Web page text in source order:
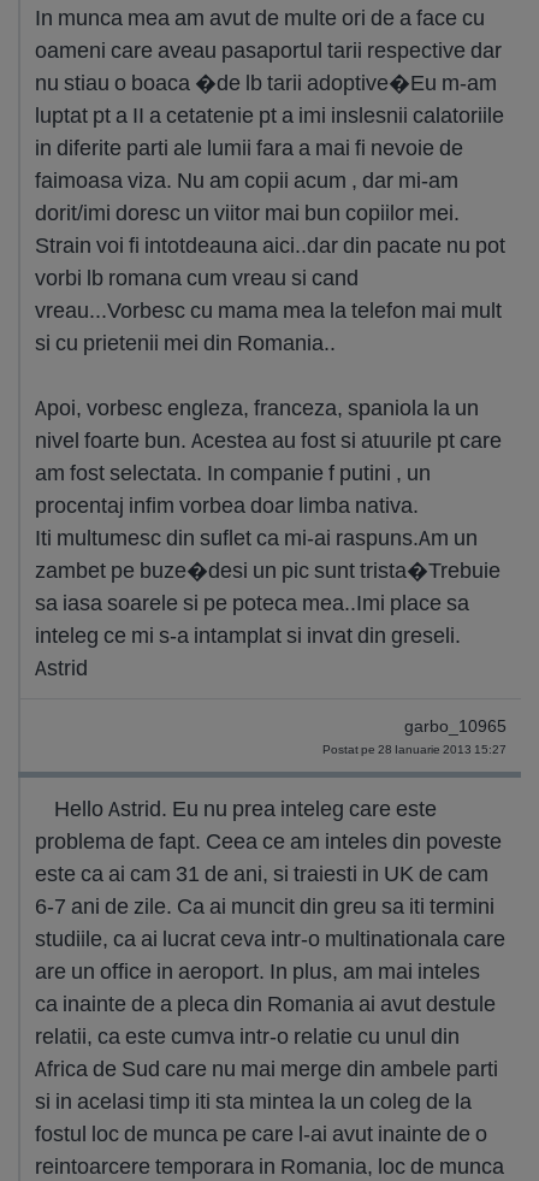
In munca mea am avut de multe ori de a face cu
oameni care aveau pasaportul tarii respective dar
nu stiau o boaca �de lb tarii adoptive�Eu m-am
luptat pt a II a cetatenie pt a imi inslesnii calatoriile
in diferite parti ale lumii fara a mai fi nevoie de
faimoasa viza. Nu am copii acum , dar mi-am
dorit/imi doresc un viitor mai bun copiilor mei.
Strain voi fi intotdeauna aici..dar din pacate nu pot
vorbi lb romana cum vreau si cand
vreau...Vorbesc cu mama mea la telefon mai mult
si cu prietenii mei din Romania..
Apoi, vorbesc engleza, franceza, spaniola la un
nivel foarte bun. Acestea au fost si atuurile pt care
am fost selectata. In companie f putini , un
procentaj infim vorbea doar limba nativa.
Iti multumesc din suflet ca mi-ai raspuns.Am un
zambet pe buze�desi un pic sunt trista�Trebuie
sa iasa soarele si pe poteca mea..Imi place sa
inteleg ce mi s-a intamplat si invat din greseli.
Astrid
garbo_10965
Postat pe 28 Ianuarie 2013 15:27
Hello Astrid. Eu nu prea inteleg care este
problema de fapt. Ceea ce am inteles din poveste
este ca ai cam 31 de ani, si traiesti in UK de cam
6-7 ani de zile. Ca ai muncit din greu sa iti termini
studiile, ca ai lucrat ceva intr-o multinationala care
are un office in aeroport. In plus, am mai inteles
ca inainte de a pleca din Romania ai avut destule
relatii, ca este cumva intr-o relatie cu unul din
Africa de Sud care nu mai merge din ambele parti
si in acelasi timp iti sta mintea la un coleg de la
fostul loc de munca pe care l-ai avut inainte de o
reintoarcere temporara in Romania, loc de munca